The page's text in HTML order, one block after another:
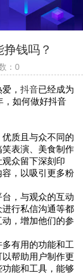
钱吗？
：0
爱，抖音已经成为
，如何做好抖音
质且与众不同的
表演、美食制作
众留下深刻印
，以吸引更多粉
，与观众的互动
行私信沟通等都
，增加他们的参
有用的功能和工
帮助用户制作更
能和工具，能够